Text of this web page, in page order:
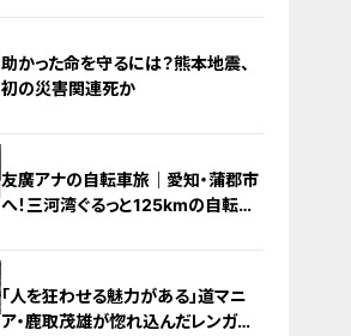
助かった命を守るには？熊本地震、
初の災害関連死か
友廣アナの自転車旅｜愛知・蒲郡市
へ！三河湾ぐるっと125kmの自転車
「人を狂わせる魅力がある」道マニ
ア・鹿取茂雄が惚れ込んだレンガの